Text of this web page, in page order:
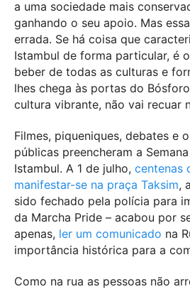
a uma sociedade mais
ganhando o seu apoio. Mas
errada. Se há coisa que
Istambul de forma particular, é
beber de todas as culturas e
lhes chega às portas do
cultura vibrante, não vai recuar
Filmes, piqueniques, debates e
públicas preencheram a
Istambul. A 1 de julho, centenas
manifestar-se na praça Taksim,
sido fechado pela polícia para
da Marcha Pride – acabou por
apenas, ler um comunicado na
importância histórica para a
Como na rua as pessoas não